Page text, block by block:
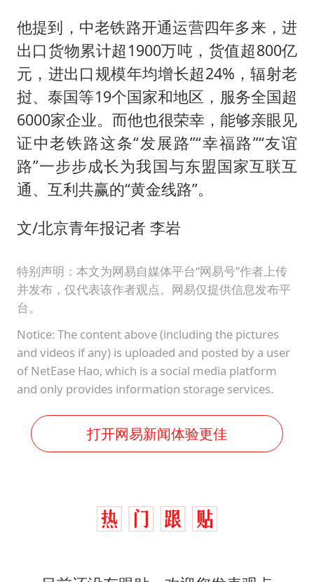
他提到，中老铁路开通运营四年多来，进
出口货物累计超1900万吨，货值超800亿
元，进出口规模年均增长超24%，辐射老
挝、泰国等19个国家和地区，服务全国超
6000家企业。而他也很荣幸，能够亲眼见
证中老铁路这条“发展路”“幸福路”“友谊
路”一步步成长为我国与东盟国家互联互
通、互利共赢的“黄金线路”。
文/北京青年报记者 李岩
特别声明：本文为网易自媒体平台“网易号”作者上传
并发布，仅代表该作者观点。网易仅提供信息发布平
台。
Notice: The content above (including the pictures
and videos if any) is uploaded and posted by a user
of NetEase Hao, which is a social media platform
and only provides information storage services.
打开网易新闻体验更佳